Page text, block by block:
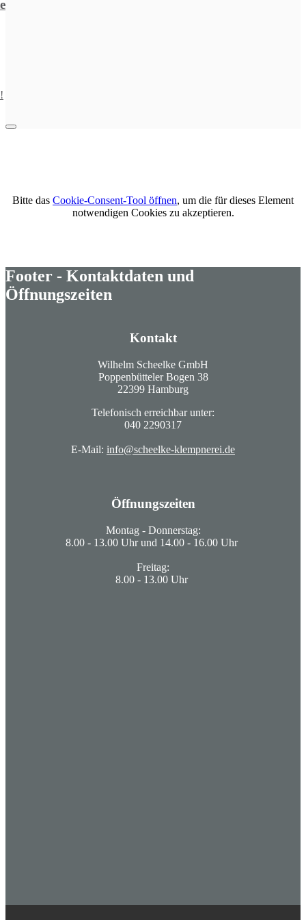
Bitte das Cookie-Consent-Tool öffnen, um die für dieses Element
notwendigen Cookies zu akzeptieren.
Footer - Kontaktdaten und
Öffnungszeiten
Kontakt
Wilhelm Scheelke GmbH
Poppenbütteler Bogen 38
22399 Hamburg
Telefonisch erreichbar unter:
040 2290317
E-Mail: info@scheelke-klempnerei.de
Öffnungszeiten
Montag - Donnerstag:
8.00 - 13.00 Uhr und 14.00 - 16.00 Uhr
Freitag:
8.00 - 13.00 Uhr